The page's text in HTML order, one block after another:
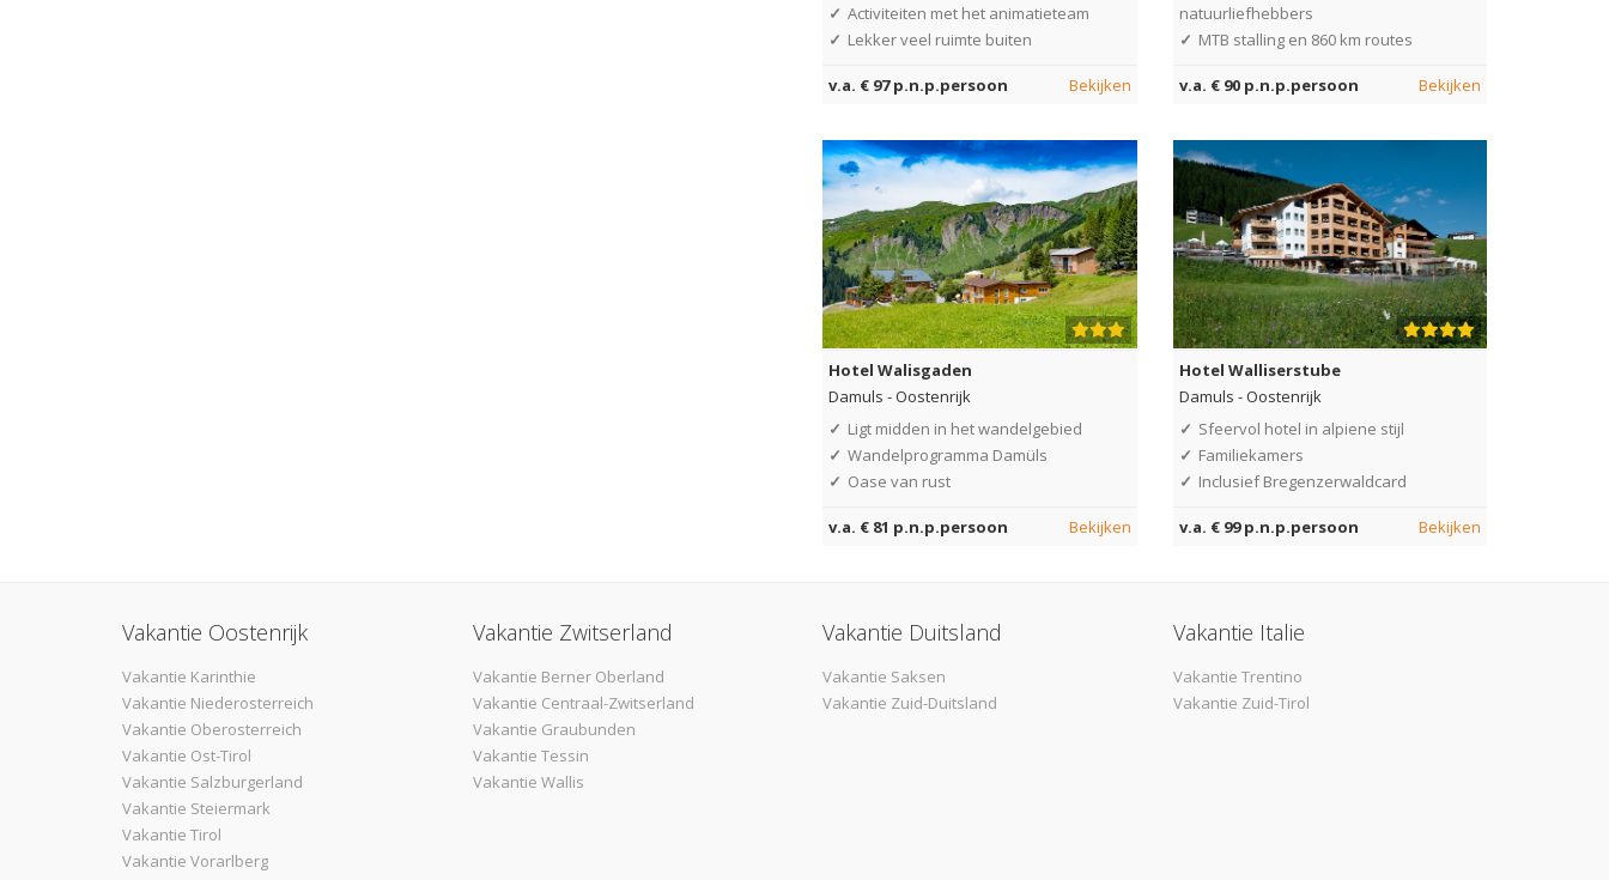
✓ Activiteiten met het animatieteam
✓ Lekker veel ruimte buiten
v.a. € 97 p.n.p.persoon Bekijken
natuurliefhebbers
✓ MTB stalling en 860 km routes
v.a. € 90 p.n.p.persoon Bekijken
Hotel Walisgaden
Damuls -Oostenrijk
✓ Ligt midden in het wandelgebied
✓ Wandelprogramma Damüls
✓ Oase van rust
v.a. € 81 p.n.p.persoon Bekijken
Hotel Walliserstube
Damuls -Oostenrijk
✓ Sfeervol hotel in alpiene stijl
✓ Familiekamers
✓ Inclusief Bregenzerwaldcard
v.a. € 99 p.n.p.persoon Bekijken
Vakantie Oostenrijk
Vakantie Karinthie
Vakantie Niederosterreich
Vakantie Oberosterreich
Vakantie Ost-Tirol
Vakantie Salzburgerland
Vakantie Steiermark
Vakantie Tirol
Vakantie Vorarlberg
Vakantie Zwitserland
Vakantie Berner Oberland
Vakantie Centraal-Zwitserland
Vakantie Graubunden
Vakantie Tessin
Vakantie Wallis
Vakantie Duitsland
Vakantie Saksen
Vakantie Zuid-Duitsland
Vakantie Italie
Vakantie Trentino
Vakantie Zuid-Tirol